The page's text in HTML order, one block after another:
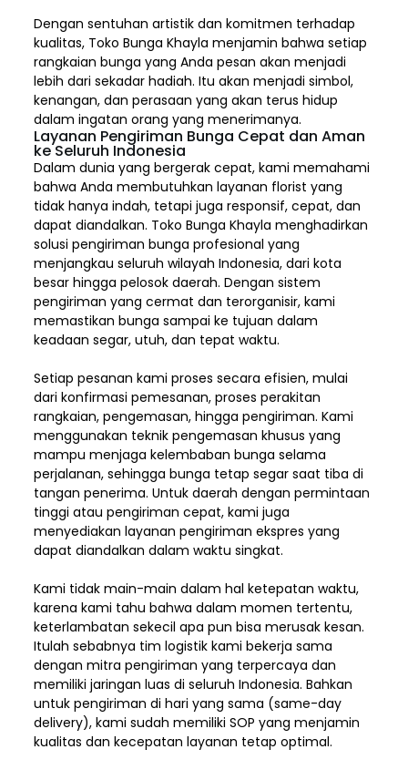
Dengan sentuhan artistik dan komitmen terhadap
kualitas, Toko Bunga Khayla menjamin bahwa setiap
rangkaian bunga yang Anda pesan akan menjadi
lebih dari sekadar hadiah. Itu akan menjadi simbol,
kenangan, dan perasaan yang akan terus hidup
dalam ingatan orang yang menerimanya.
Layanan Pengiriman Bunga Cepat dan Aman
ke Seluruh Indonesia
Dalam dunia yang bergerak cepat, kami memahami
bahwa Anda membutuhkan layanan florist yang
tidak hanya indah, tetapi juga responsif, cepat, dan
dapat diandalkan. Toko Bunga Khayla menghadirkan
solusi pengiriman bunga profesional yang
menjangkau seluruh wilayah Indonesia,dari kota
besar hingga pelosok daerah. Dengan sistem
pengiriman yang cermat dan terorganisir, kami
memastikan bunga sampai ke tujuan dalam
keadaan segar, utuh, dan tepat waktu.
Setiap pesanan kami proses secara efisien, mulai
dari konfirmasi pemesanan, proses perakitan
rangkaian, pengemasan, hingga pengiriman. Kami
menggunakan teknik pengemasan khusus yang
mampu menjaga kelembaban bunga selama
perjalanan, sehingga bunga tetap segar saat tiba di
tangan penerima. Untuk daerah dengan permintaan
tinggi atau pengiriman cepat, kami juga
menyediakan layanan pengiriman ekspres yang
dapat diandalkan dalam waktu singkat.
Kami tidak main-main dalam hal ketepatan waktu,
karena kami tahu bahwa dalam momen tertentu,
keterlambatan sekecil apa pun bisa merusak kesan.
Itulah sebabnya tim logistik kami bekerja sama
dengan mitra pengiriman yang terpercaya dan
memiliki jaringan luas di seluruh Indonesia. Bahkan
untuk pengiriman di hari yang sama (same-day
delivery), kami sudah memiliki SOP yang menjamin
kualitas dan kecepatan layanan tetap optimal.